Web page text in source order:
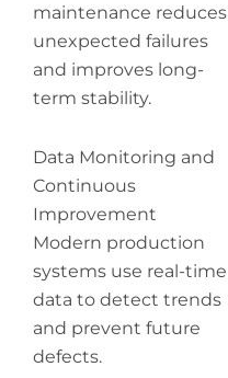
maintenance reduces
unexpected failures
and improves long-
term stability.
Data Monitoring and
Continuous
Improvement
Modern production
systems use real-time
data to detect trends
and prevent future
defects.